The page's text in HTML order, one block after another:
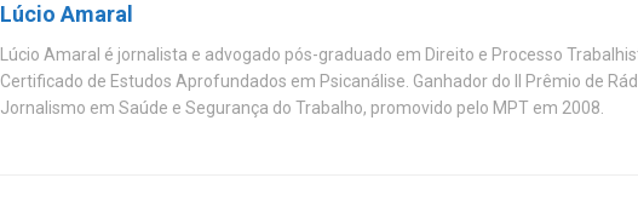
Lúcio Amaral
Lúcio Amaral é jornalista e advogado pós-graduado em Direito e Processo
Certificado de Estudos Aprofundados em Psicanálise. Ganhador do II Prêmio de
Jornalismo em Saúde e Segurança do Trabalho, promovido pelo MPT em 2008.